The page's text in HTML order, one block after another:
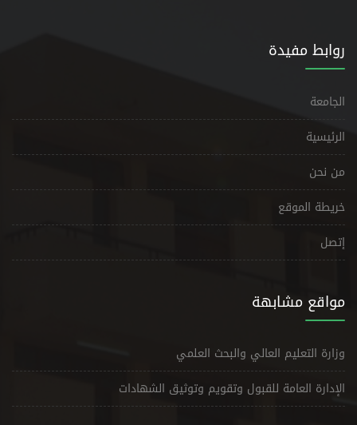
روابط مفيدة
الجامعة
الرئيسية
من نحن
خريطة الموقع
إتصل
مواقع مشابهة
وزارة التعليم العالي والبحث العلمي
الإدارة العامة للقبول وتقويم وتوثيق الشهادات